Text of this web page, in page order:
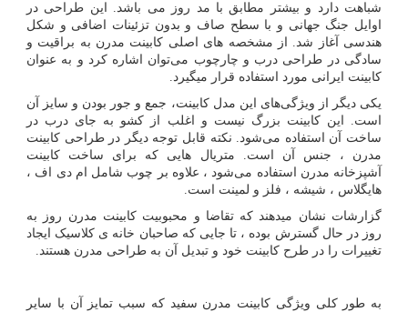
شباهت دارد و بیشتر مطابق با مد روز می باشد. این طراحی در
اوایل جنگ جهانی و با سطح صاف و بدون تزئینات اضافی و شکل
هندسی آغاز شد. از مشخصه های اصلی کابینت مدرن به براقیت و
سادگی در طراحی درب و چارچوب میتوان اشاره کرد و به عنوان
کابینت ایرانی مورد استفاده قرار میگیرد.
یکی دیگر از ویژگی‌های این مدل کابینت، جمع و جور بودن و سایز آن
است. این کابینت بزرگ نیست و اغلب از کشو به جای درب در
ساخت آن استفاده می‌شود. نکته قابل توجه دیگر در طراحی کابینت
مدرن ، جنس آن است. متریال هایی که برای ساخت کابینت
آشپزخانه مدرن استفاده می‌شود ، علاوه بر چوب شامل ام دی اف ،
هایگلاس ، شیشه ، فلز و لمینت است.
گزارشات نشان میدهند که تقاضا و محبوبیت کابینت مدرن روز به
روز در حال گسترش بوده ، تا جایی که صاحبان خانه‌ ی کلاسیک ایجاد
تغییرات را در طرح کابینت خود و تبدیل آن به طراحی مدرن هستند.
به طور کلی ویژگی کابینت مدرن سفید که سبب تمایز آن با سایر